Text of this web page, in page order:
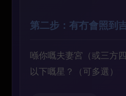
第二步：有冇會照到
喺你嘅夫妻宮（或三方
以下嘅星？（可多選）